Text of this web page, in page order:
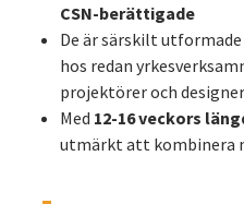
CSN-berättigade
De är särskilt
hos redan
projektörer och
Med 12-16 veckors
utmärkt att kombinera